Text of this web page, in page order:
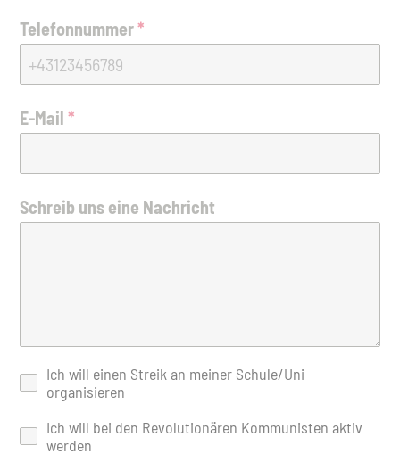
Telefonnummer*
E-Mail*
Schreib uns eine Nachricht
Ich will einen Streik an meiner Schule/Uni
organisieren
Ich will bei den Revolutionären Kommunisten aktiv
werden